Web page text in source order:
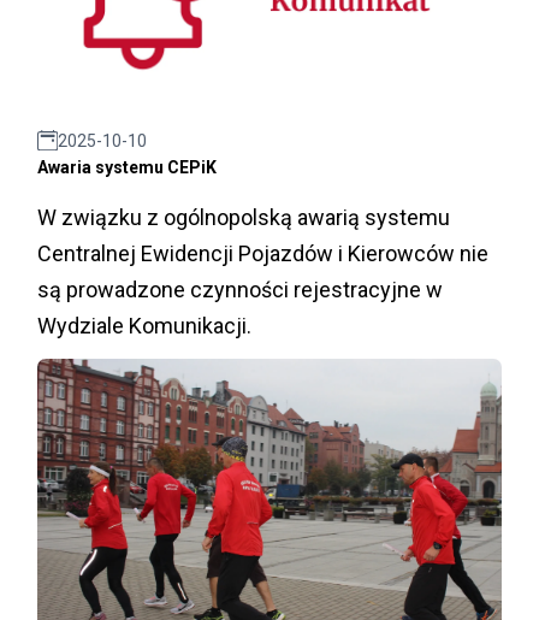
2025-10-10
Awaria systemu CEPiK
W związku z ogólnopolską awarią systemu
Centralnej Ewidencji Pojazdów i Kierowców nie
są prowadzone czynności rejestracyjne w
Wydziale Komunikacji.